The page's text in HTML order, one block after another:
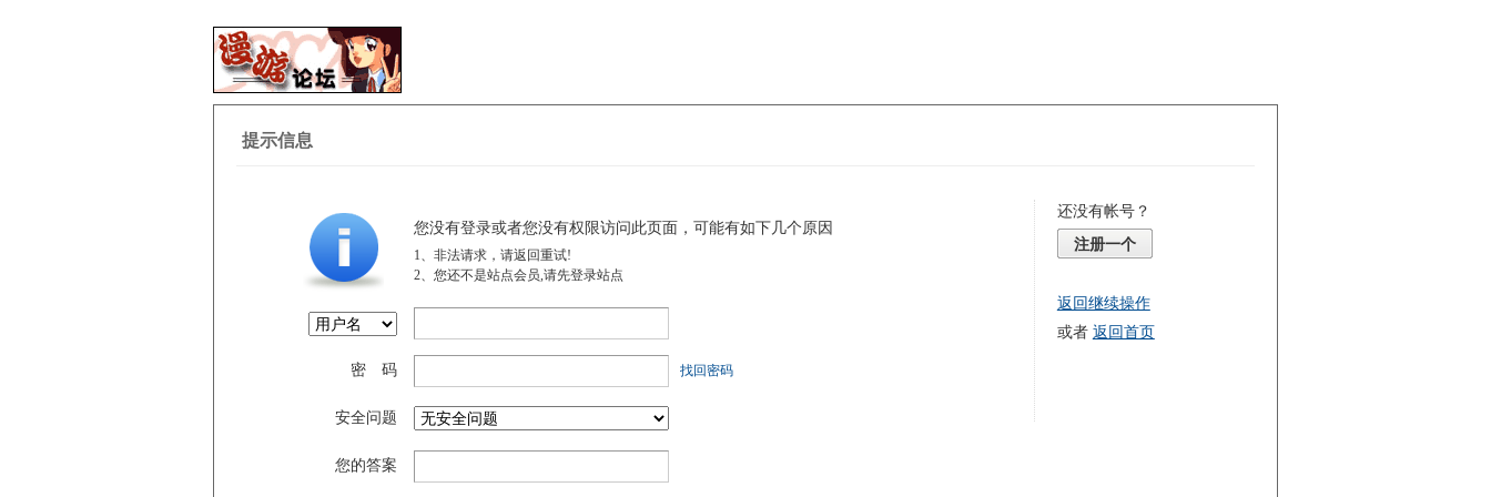
提示信息
您没有登录或者您没有权限访问此页面，可能有如下几个原因
1、非法请求，请返回重试!
2、您还不是站点会员,请先登录站点
密 码 找回密码
安全问题
您的答案
还没有帐号？
注册一个
返回继续操作
或者 返回首页